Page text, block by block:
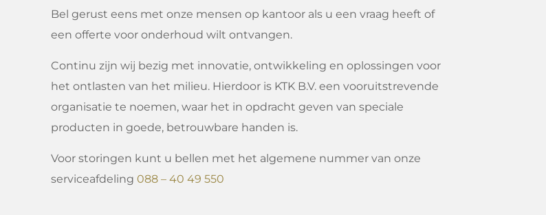
Bel gerust eens met onze mensen op kantoor als u een vraag heeft of
een offerte voor onderhoud wilt ontvangen.
Continu zijn wij bezig met innovatie, ontwikkeling en oplossingen voor
het ontlasten van het milieu. Hierdoor is KTK B.V. een vooruitstrevende
organisatie te noemen, waar het in opdracht geven van speciale
producten in goede, betrouwbare handen is.
Voor storingen kunt u bellen met het algemene nummer van onze
serviceafdeling088 – 40 49 550